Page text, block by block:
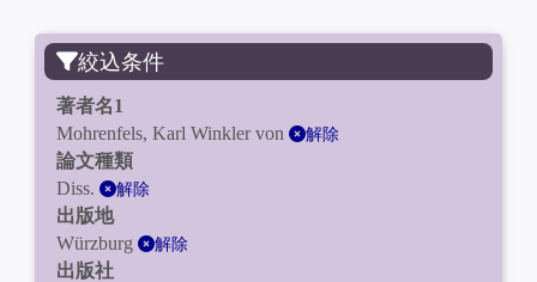
絞込条件
著者名1
Mohrenfels, Karl Winkler von
解除
論文種類
Diss.
解除
出版地
Würzburg
解除
出版社